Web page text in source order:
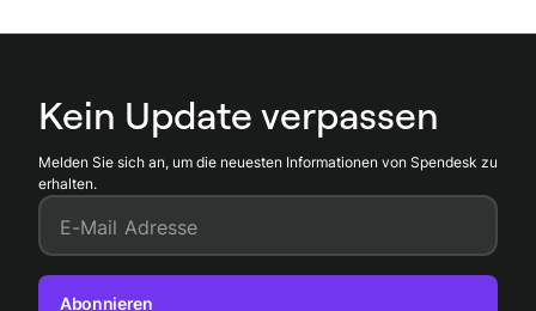
Kein Update verpassen
Melden Sie sich an, um die neuesten Informationen von Spendesk zu
erhalten.
E-Mail Adresse
Abonnieren